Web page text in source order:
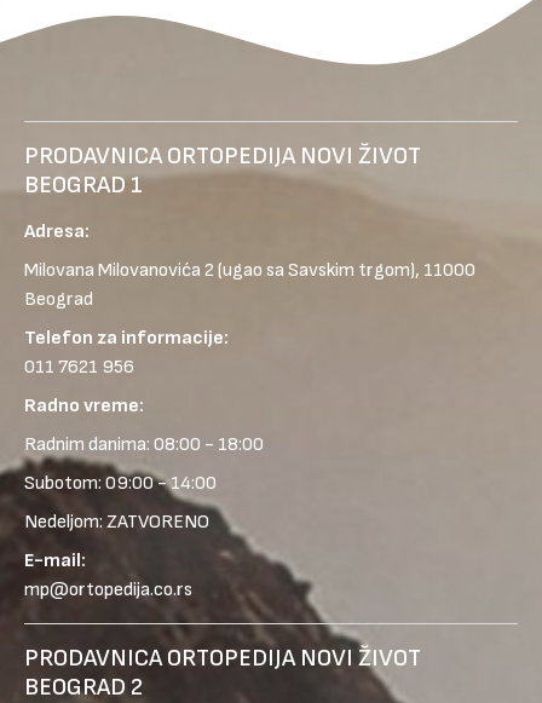
PRODAVNICA ORTOPEDIJA NOVI ŽIVOT
BEOGRAD 1
Adresa:
Milovana Milovanovića 2 (ugao sa Savskim trgom), 11000
Beograd
Telefon za informacije:
011 7621 956
Radno vreme:
Radnim danima: 08:00 - 18:00
Subotom: 09:00 - 14:00
Nedeljom: ZATVORENO
E-mail:
mp@ortopedija.co.rs
PRODAVNICA ORTOPEDIJA NOVI ŽIVOT
BEOGRAD 2